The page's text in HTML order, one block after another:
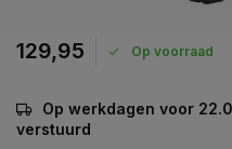
129,95 Op voorraad
Op werkdagen voor
verstuurd